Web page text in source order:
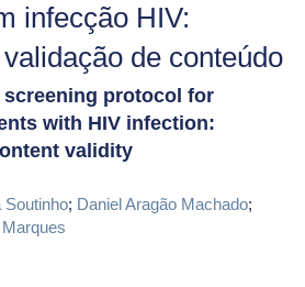
infecção HIV:
de conteúdo
protocol for
with HIV infection:
validity
Soutinho; Daniel Aragão Machado;